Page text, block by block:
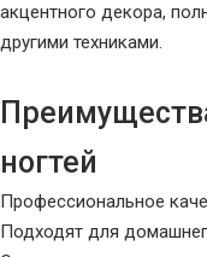
акцентного декора,
другими техниками.
ногтей
Профессиональное
Подходят для